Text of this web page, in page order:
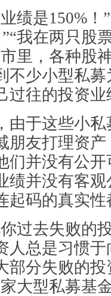
是150%！
我在两只股
里，各种股
不少小型私
过往的投资业
于这些小私
朋友打理资
们并没有公
绩并没有客
起码的真实
去失败的
人总是习惯
部分失败的
大型私募基